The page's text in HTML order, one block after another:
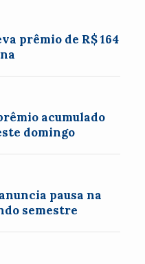
prêmio de R$ 164
acumulado
domingo
pausa na
semestre